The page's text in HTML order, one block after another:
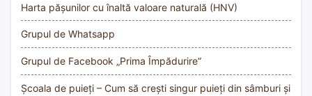
Harta pășunilor cu înaltă valoare naturală (HNV)
Grupul de Whatsapp
Grupul de Facebook „Prima Împădurire”
Școala de puieți – Cum să crești singur puieți din sâmburi și